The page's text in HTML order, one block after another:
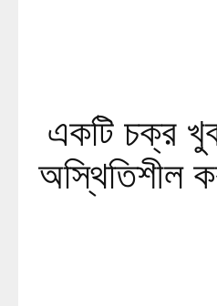
একটি চক্র
অস্থিতিশীল